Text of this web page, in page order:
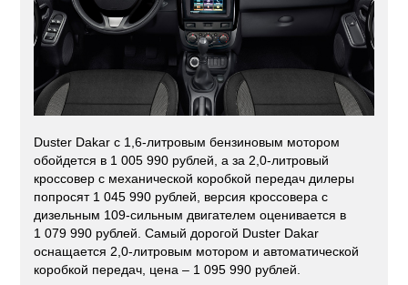
Duster Dakar с 1,6-литровым бензиновым мотором
обойдется в 1 005 990 рублей, а за 2,0-литровый
кроссовер с механической коробкой передач дилеры
попросят 1 045 990 рублей, версия кроссовера с
дизельным 109-сильным двигателем оценивается в
1 079 990 рублей. Самый дорогой Duster Dakar
оснащается 2,0-литровым мотором и автоматической
коробкой передач, цена – 1 095 990 рублей.